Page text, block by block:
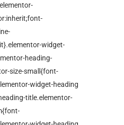
widget-
heading-
size-small{font-
widget-heading
title.elementor-